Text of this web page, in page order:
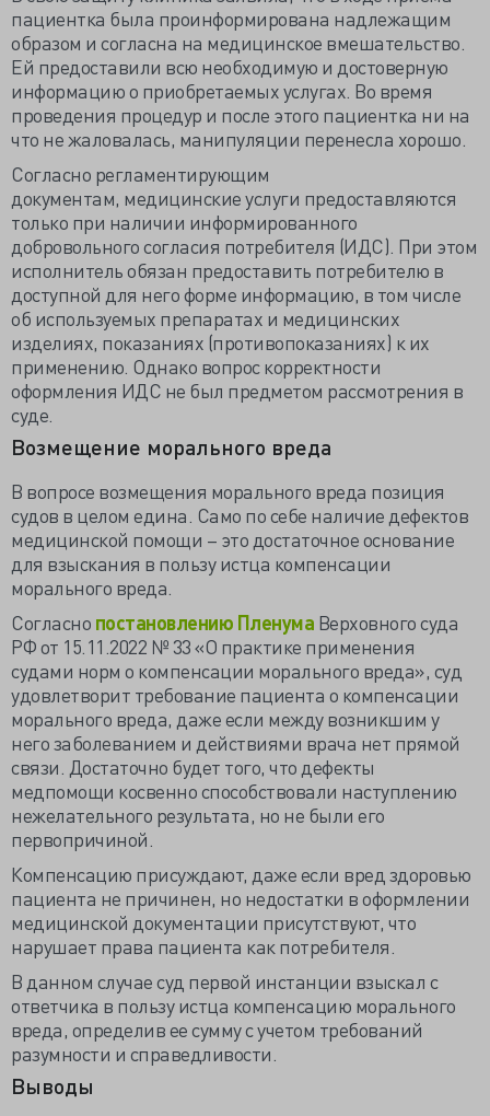
пациентка была проинформирована надлежащим
образом и согласна на медицинское вмешательство.
Ей предоставили всю необходимую и достоверную
информацию о приобретаемых услугах. Во время
проведения процедур и после этого пациентка ни на
что не жаловалась, манипуляции перенесла хорошо.
Согласно регламентирующим
документам, медицинские услуги предоставляются
только при наличии информированного
добровольного согласия потребителя (ИДС). При этом
исполнитель обязан предоставить потребителю в
доступной для него форме информацию, в том числе
об используемых препаратах и медицинских
изделиях, показаниях (противопоказаниях) к их
применению. Однако вопрос корректности
оформления ИДС не был предметом рассмотрения в
суде.
Возмещение морального вреда
В вопросе возмещения морального вреда позиция
судов в целом едина. Само по себе наличие дефектов
медицинской помощи – это достаточное основание
для взыскания в пользу истца компенсации
морального вреда.
Согласно постановлению Пленума Верховного суда
РФ от 15.11.2022 № 33 «О практике применения
судами норм о компенсации морального вреда», суд
удовлетворит требование пациента о компенсации
морального вреда, даже если между возникшим у
него заболеванием и действиями врача нет прямой
связи. Достаточно будет того, что дефекты
медпомощи косвенно способствовали наступлению
нежелательного результата, но не были его
первопричиной.
Компенсацию присуждают, даже если вред здоровью
пациента не причинен, но недостатки в оформлении
медицинской документации присутствуют, что
нарушает права пациента как потребителя.
В данном случае суд первой инстанции взыскал с
ответчика в пользу истца компенсацию морального
вреда, определив ее сумму с учетом требований
разумности и справедливости.
Выводы